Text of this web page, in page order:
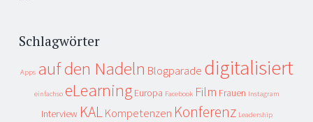
Schlagwörter
Apps auf den Nadeln Blogparade digitalisiert
einfachso eLearning Europa Facebook Film Frauen Instagram
Interview KAL Kompetenzen Konferenz Leadership